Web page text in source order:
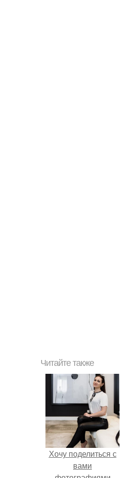
Читайте также
Хочу поделиться с
вами